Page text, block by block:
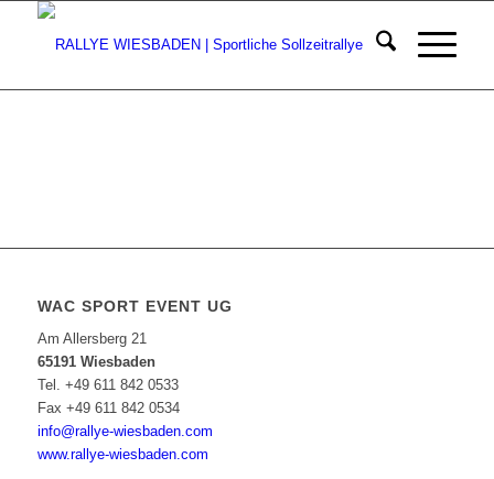
WAC SPORT EVENT UG
Am Allersberg 21
65191 Wiesbaden
Tel. +49 611 842 0533
Fax +49 611 842 0534
info@rallye-wiesbaden.com
www.rallye-wiesbaden.com